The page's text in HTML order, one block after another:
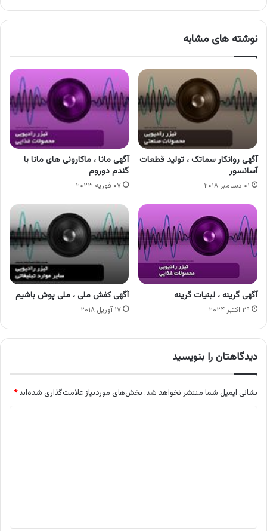
نوشته های مشابه
آگهی روانکار سماتک ، تولید قطعات
آسانسور
۰۱ دسامبر ۲۰۱۸
آگهی مانا ، ماکارونی های مانا با
گندم دوروم
۰۷ فوریه ۲۰۲۳
آگهی گرینه ، لبنیات گرینه
۲۹ اکتبر ۲۰۲۴
آگهی کفش ملی ، ملی پوش باشیم
۱۷ آوریل ۲۰۱۸
دیدگاهتان را بنویسید
نشانی ایمیل شما منتشر نخواهد شد. بخش‌های موردنیاز علامت‌گذاری شده‌اند*